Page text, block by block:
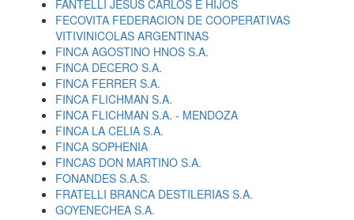
FANTELLI JESUS CARLOS E HIJOS
FECOVITA FEDERACION DE COOPERATIVAS
VITIVINICOLAS ARGENTINAS
FINCA AGOSTINO HNOS S.A.
FINCA DECERO S.A.
FINCA FERRER S.A.
FINCA FLICHMAN S.A.
FINCA FLICHMAN S.A. - MENDOZA
FINCA LA CELIA S.A.
FINCA SOPHENIA
FINCAS DON MARTINO S.A.
FONANDES S.A.S.
FRATELLI BRANCA DESTILERIAS S.A.
GOYENECHEA S.A.